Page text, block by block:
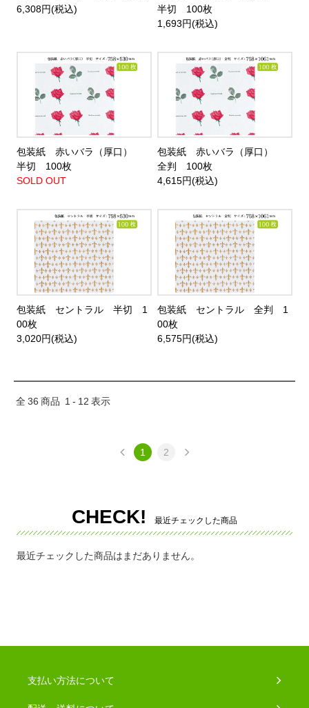
6,308円(税込)
半切 100枚
1,693円(税込)
包装紙 赤いバラ（厚口）
半切 100枚
SOLD OUT
包装紙 赤いバラ（厚口）
全判 100枚
4,615円(税込)
包装紙 セントラル 半切 1
00枚
3,020円(税込)
包装紙 セントラル 全判 1
00枚
6,575円(税込)
全36 商品 1 - 12 表示
1 2
CHECK! 最近チェックした商品
最近チェックした商品はまだありません。
支払い方法について